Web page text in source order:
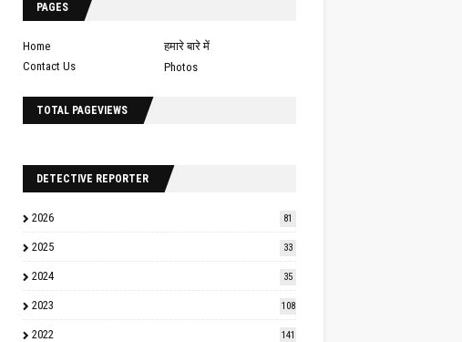
PAGES
Home
हमारे बारे में
Contact Us
Photos
TOTAL PAGEVIEWS
DETECTIVE REPORTER
2026 81
2025 33
2024 35
2023 108
2022 141